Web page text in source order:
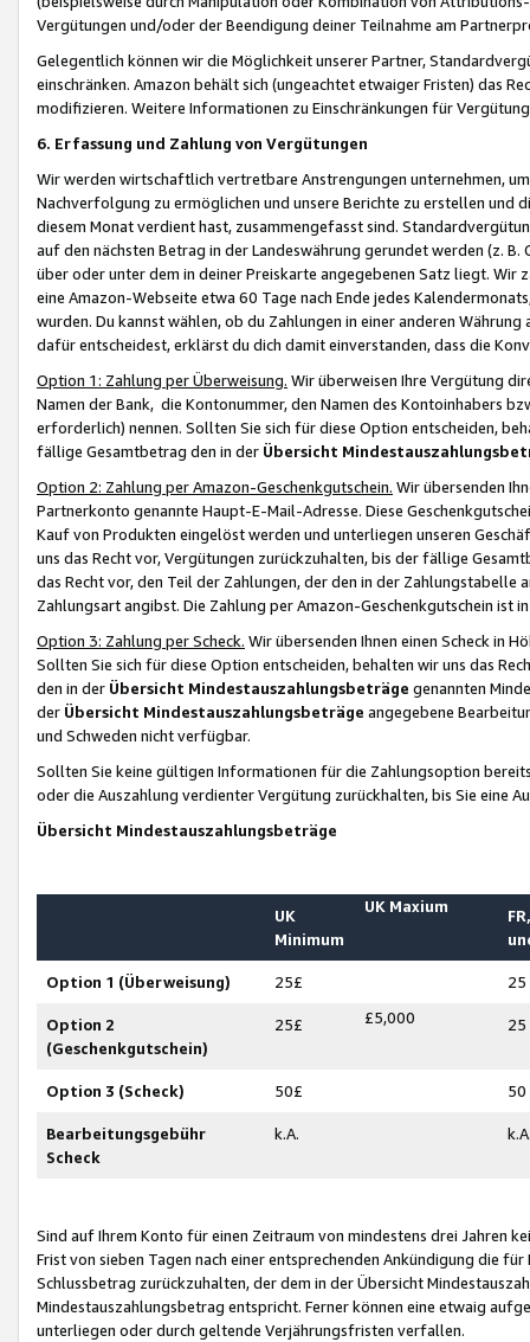
Vergütungen und/oder der Beendigung deiner Teilnahme am
Gelegentlich können wir die Möglichkeit unserer Partner,
einschränken. Amazon behält sich (ungeachtet etwaiger Fristen) das
modifizieren. Weitere Informationen zu Einschränkungen für
6. Erfassung und Zahlung von Vergütungen
Wir werden wirtschaftlich vertretbare Anstrengungen unternehmen,
Nachverfolgung zu ermöglichen und unsere Berichte zu erstellen und
diesem Monat verdient hast, zusammengefasst sind.
auf den nächsten Betrag in der Landeswährung gerundet werden (z.
über oder unter dem in deiner Preiskarte angegebenen Satz liegt.
eine Amazon-Webseite etwa 60 Tage nach Ende jedes
wurden. Du kannst wählen, ob du Zahlungen in einer anderen
dafür entscheidest, erklärst du dich damit einverstanden, dass die
Option 1: Zahlung per Überweisung. Wir überweisen Ihre Vergütung
Namen der Bank, die Kontonummer, den Namen des Kontoinhabers
erforderlich) nennen. Sollten Sie sich für diese Option entscheiden,
fällige Gesamtbetrag den in der Übersicht
Option 2: Zahlung per Amazon-Geschenkgutschein. Wir übersenden
Partnerkonto genannte Haupt-E-Mail-Adresse. Diese
Kauf von Produkten eingelöst werden und unterliegen unseren
uns das Recht vor, Vergütungen zurückzuhalten, bis der fällige
das Recht vor, den Teil der Zahlungen, der den in der
Zahlungsart angibst. Die Zahlung per Amazon-Geschenkgutschein ist
Option 3: Zahlung per Scheck. Wir übersenden Ihnen einen Scheck in
Sollten Sie sich für diese Option entscheiden, behalten wir uns das
den in der Übersicht Mindestauszahlungsbeträge genannten
der Übersicht Mindestauszahlungsbeträge angegebene
und Schweden nicht verfügbar.
Sollten Sie keine gültigen Informationen für die Zahlungsoption
oder die Auszahlung verdienter Vergütung zurückhalten, bis Sie
Übersicht Mindestauszahlungsbeträge
UK
Minimum
UK Maxium
Option 1 (Überweisung) 25£ 25
Option 2
(Geschenkgutschein)
25£ £5,000 25
Option 3 (Scheck) 50£ 50
Bearbeitungsgebühr
Scheck
k.A.
Sind auf Ihrem Konto für einen Zeitraum von mindestens drei Jahren
Frist von sieben Tagen nach einer entsprechenden Ankündigung die
Schlussbetrag zurückzuhalten, der dem in der Übersicht
Mindestauszahlungsbetrag entspricht. Ferner können eine etwaig
unterliegen oder durch geltende Verjährungsfristen verfallen.